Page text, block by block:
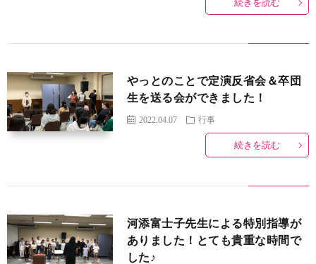
つ
ュ
ル
ブ
ロ
グ
団
員
集
サ
ト
ッ
ラ
バ
お
い
やっとのことで定演反省会＆卒団
生を送る会ができました！
2022.04.07 行事
続きを読む
河添富士子先生による特別指導が
ありました！とても貴重な時間で
した♪